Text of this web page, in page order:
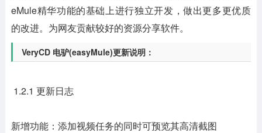
eMule精华功能的基础上进行独立开发，做出更多更优质
的改进。为网友贡献较好的资源分享软件。
VeryCD 电驴(easyMule)更新说明：
1.2.1 更新日志
新增功能：添加视频任务的同时可预览其高清截图